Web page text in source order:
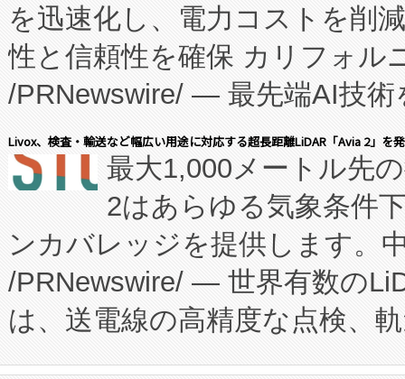
従来のフェッドバッチ施設の
に、患者やサプライチェーン
キー方式で拡張性が高く、持
す。FCCM‑を活用した現地生
患者にとっての費用負担を大
のアクセスを大幅に拡大する
Fully-Connected Continuous
プログラムには、施設設計・
に関する技術移転および知的
構造化トレーニングカリキュ
を迅速化し、電力コストを削
性と信頼性を確保 カリフォル
/PRNewswire/ — 最先端AI技術
会社エーアイ・アンド：本社
President原信平）と、エンタ
ードするVoltaiqは、日本にあ
ーエネルギー貯蔵システム（
た。 Voltaiq独自のAI搭載プラ
定、統合、導入、運用に至る
安全性を追跡し、確保する事
Livox、検査・輸送など幅広い用途に対応する超長距離LiDAR「Avia 2」を
最大1,000メートル先
2はあらゆる気象条件
ンカバレッジを提供します。
/PRNewswire/ — 世界有数の
は、送電線の高精度な点検、
や穀物倉庫におけるバルク材